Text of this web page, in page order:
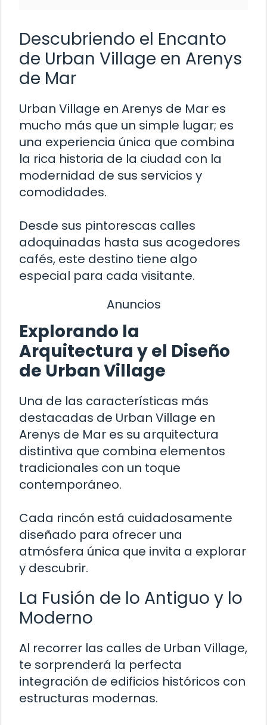
Descubriendo el Encanto
de Urban Village en Arenys
de Mar
Urban Village en Arenys de Mar es
mucho más que un simple lugar; es
una experiencia única que combina
la rica historia de la ciudad con la
modernidad de sus servicios y
comodidades.
Desde sus pintorescas calles
adoquinadas hasta sus acogedores
cafés, este destino tiene algo
especial para cada visitante.
Anuncios
Explorando la
Arquitectura y el Diseño
de Urban Village
Una de las características más
destacadas de Urban Village en
Arenys de Mar es su arquitectura
distintiva que combina elementos
tradicionales con un toque
contemporáneo.
Cada rincón está cuidadosamente
diseñado para ofrecer una
atmósfera única que invita a explorar
y descubrir.
La Fusión de lo Antiguo y lo
Moderno
Al recorrer las calles de Urban Village,
te sorprenderá la perfecta
integración de edificios históricos con
estructuras modernas.